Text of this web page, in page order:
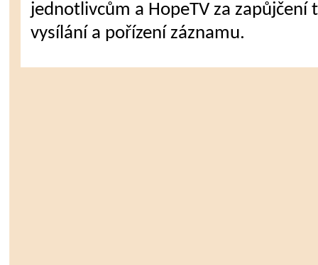
jednotlivcům a HopeTV za zapůjčení
vysílání a pořízení záznamu.